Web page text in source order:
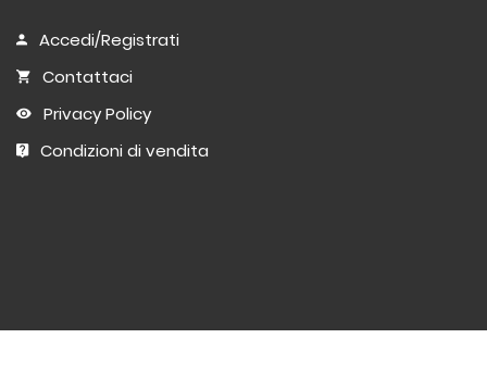
Accedi/Registrati
Contattaci
Privacy Policy
Condizioni di vendita